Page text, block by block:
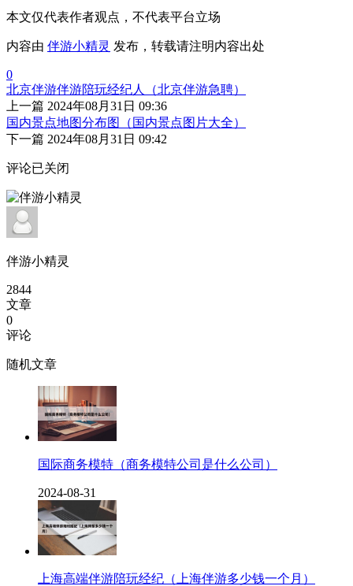
本文仅代表作者观点，不代表平台立场
内容由 伴游小精灵 发布，转载请注明内容出处
0
北京伴游伴游陪玩经纪人（北京伴游急聘）
上一篇 2024年08月31日 09:36
国内景点地图分布图（国内景点图片大全）
下一篇 2024年08月31日 09:42
评论已关闭
伴游小精灵
2844
文章
0
评论
随机文章
国际商务模特（商务模特公司是什么公司）
2024-08-31
上海高端伴游陪玩经纪（上海伴游多少钱一个月）